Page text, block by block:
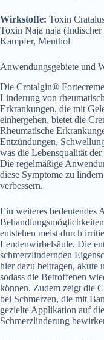
Wirkstoffe: Toxin
Toxin Naja naja
Kampfer, Menthol
Anwendungsgebiete und
Die Crotalgin®
Linderung von
Erkrankungen, die mit
einhergehen, bietet die
Rheumatische
Entzündungen,
was die Lebensqualität
Die regelmäßige
diese Symptome zu
verbessern.
Ein weiteres bedeutendes
entstehen meist durch
Lendenwirbelsäule. Die
schmerzlindernden
hier dazu beitragen, akute
sodass die Betroffenen
können. Zudem zeigt die
bei Schmerzen, die mit
gezielte Applikation auf
Schmerzlinderung